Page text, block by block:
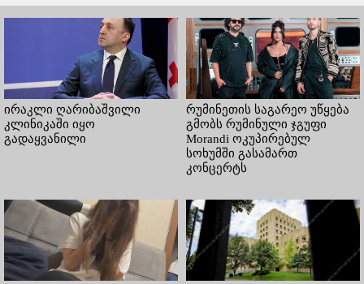
ირაკლი ღარიბაშვილი
კლინიკაში იყო
გადაყვანილი
რუმინეთის საგარეო უწყება
გმობს რუმინული ჯგუფი
Morandi ოკუპირებულ
სოხუმში გასამართ
კონცერტს